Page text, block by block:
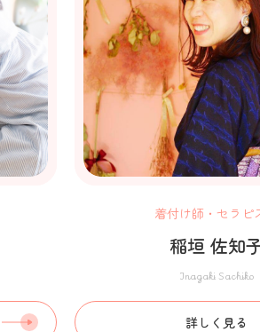
着付け師・セラピ
稲垣 佐知
Inagaki Sachiko
詳しく見る